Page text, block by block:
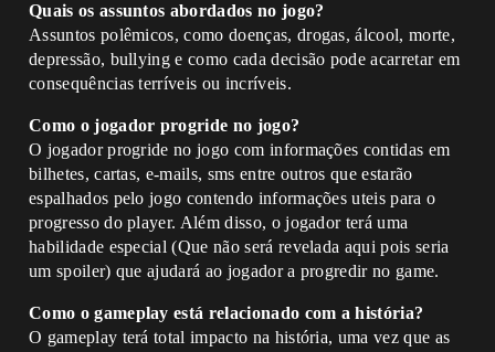
Quais os assuntos abordados no jogo?
Assuntos polêmicos, como doenças, drogas, álcool, morte,
depressão, bullying e como cada decisão pode acarretar em
consequências terríveis ou incríveis.
Como o jogador progride no jogo?
O jogador progride no jogo com informações contidas em
bilhetes, cartas, e-mails, sms entre outros que estarão
espalhados pelo jogo contendo informações uteis para o
progresso do player. Além disso, o jogador terá uma
habilidade especial (Que não será revelada aqui pois seria
um spoiler) que ajudará ao jogador a progredir no game.
Como o gameplay está relacionado com a história?
O gameplay terá total impacto na história, uma vez que as